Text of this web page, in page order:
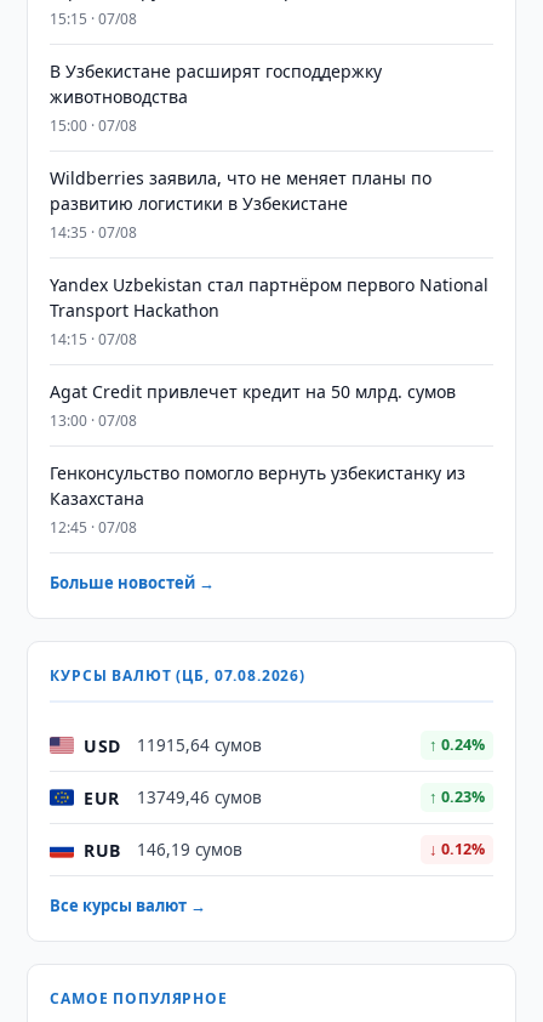
15:15 · 07/08
В Узбекистане расширят господдержку
животноводства
15:00 · 07/08
Wildberries заявила, что не меняет планы по
развитию логистики в Узбекистане
14:35 · 07/08
Yandex Uzbekistan стал партнёром первого National
Transport Hackathon
14:15 · 07/08
Agat Credit привлечет кредит на 50 млрд. сумов
13:00 · 07/08
Генконсульство помогло вернуть узбекистанку из
Казахстана
12:45 · 07/08
Больше новостей →
КУРСЫ ВАЛЮТ (ЦБ, 07.08.2026)
USD 11915,64 сумов ↑ 0.24%
EUR 13749,46 сумов ↑ 0.23%
RUB 146,19 сумов ↓ 0.12%
Все курсы валют →
САМОЕ ПОПУЛЯРНОЕ